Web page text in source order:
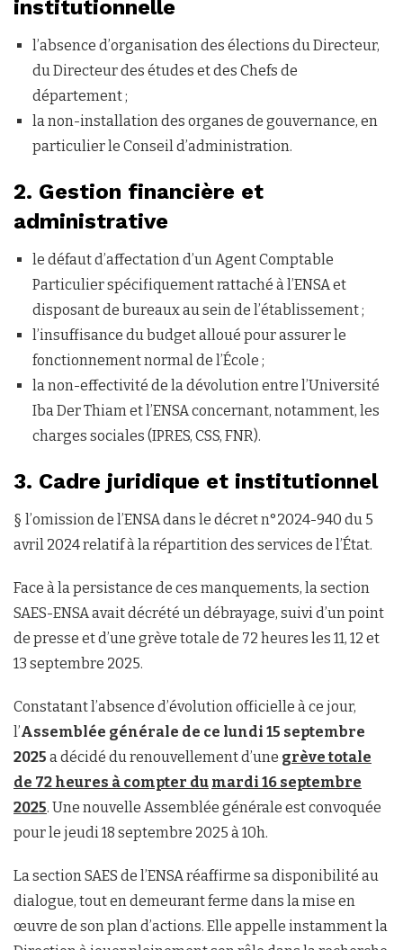
institutionnelle
l’absence d’organisation des élections du Directeur,
du Directeur des études et des Chefs de
département ;
la non-installation des organes de gouvernance, en
particulier le Conseil d’administration.
2. Gestion financière et
administrative
le défaut d’affectation d’un Agent Comptable
Particulier spécifiquement rattaché à l’ENSA et
disposant de bureaux au sein de l’établissement ;
l’insuffisance du budget alloué pour assurer le
fonctionnement normal de l’École ;
la non-effectivité de la dévolution entre l’Université
Iba Der Thiam et l’ENSA concernant, notamment, les
charges sociales (IPRES, CSS, FNR).
3. Cadre juridique et institutionnel
§ l’omission de l’ENSA dans le décret n°2024-940 du 5
avril 2024 relatif à la répartition des services de l’État.
Face à la persistance de ces manquements, la section
SAES-ENSA avait décrété un débrayage, suivi d’un point
de presse et d’une grève totale de 72 heures les 11, 12 et
13 septembre 2025.
Constatant l’absence d’évolution officielle à ce jour,
l’Assemblée générale de ce lundi 15 septembre
2025 a décidé du renouvellement d’une grève totale
de 72 heures à compter du mardi 16 septembre
2025. Une nouvelle Assemblée générale est convoquée
pour le jeudi 18 septembre 2025 à 10h.
La section SAES de l’ENSA réaffirme sa disponibilité au
dialogue, tout en demeurant ferme dans la mise en
œuvre de son plan d’actions. Elle appelle instamment la